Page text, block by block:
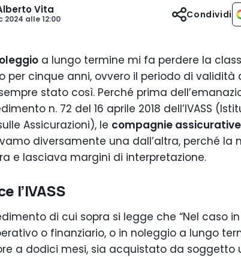
Vita
2024 alle12:00 Condividi
a lungo termine mi fa perdere la
per cinque anni, ovvero il periodo di validità
stato così. Perché prima
n. 72 del 16 aprile 2018 dell’IVASS
Assicurazioni), le compagnie assicurative
diversamente una dall’altra, perché la
e lasciava margini di interpretazione.
l’IVASS
di cui sopra si legge che “Nel caso
o finanziario, o in noleggio a lungo
a dodici mesi, sia acquistato da soggetto